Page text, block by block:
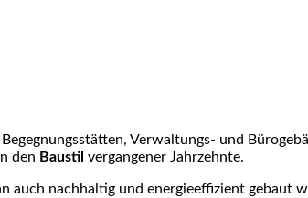
Verwaltungs- und
den Baustil vergangener Jahrzehnte.
auch nachhaltig und energieeffizient gebaut